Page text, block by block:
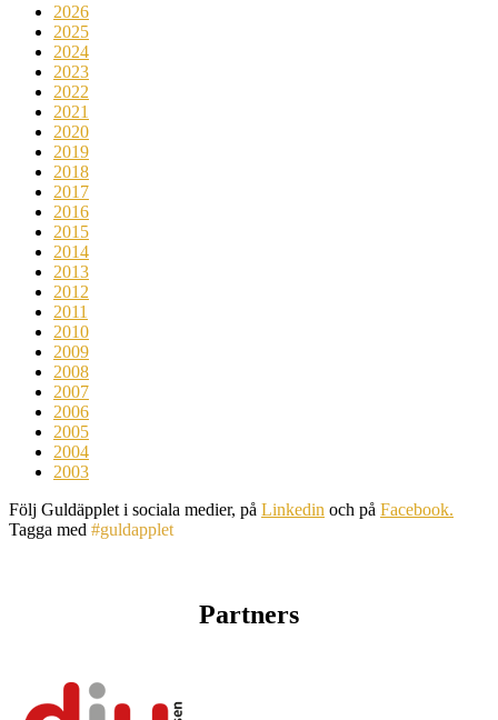
2026
2025
2024
2023
2022
2021
2020
2019
2018
2017
2016
2015
2014
2013
2012
2011
2010
2009
2008
2007
2006
2005
2004
2003
Följ Guldäpplet i sociala medier, på Linkedin och på Facebook.
Tagga med #guldapplet
Partners